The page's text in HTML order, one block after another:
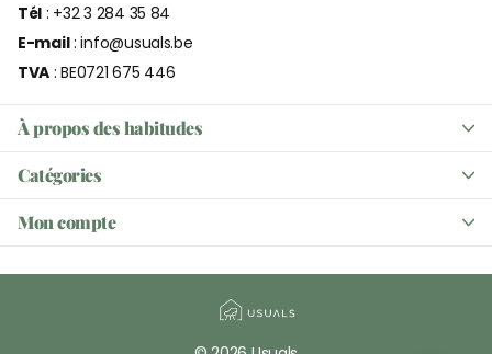
À propos des habitudes
Catégories
Mon compte
Tél : +32 3 284 35 84
E-mail: info@usuals.be
TVA : BE0721 675 446